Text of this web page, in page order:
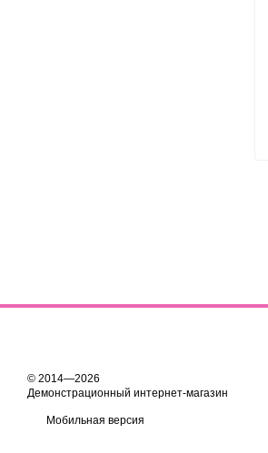
© 2014—2026
Демонстрационный интернет-магазин
Мобильная версия